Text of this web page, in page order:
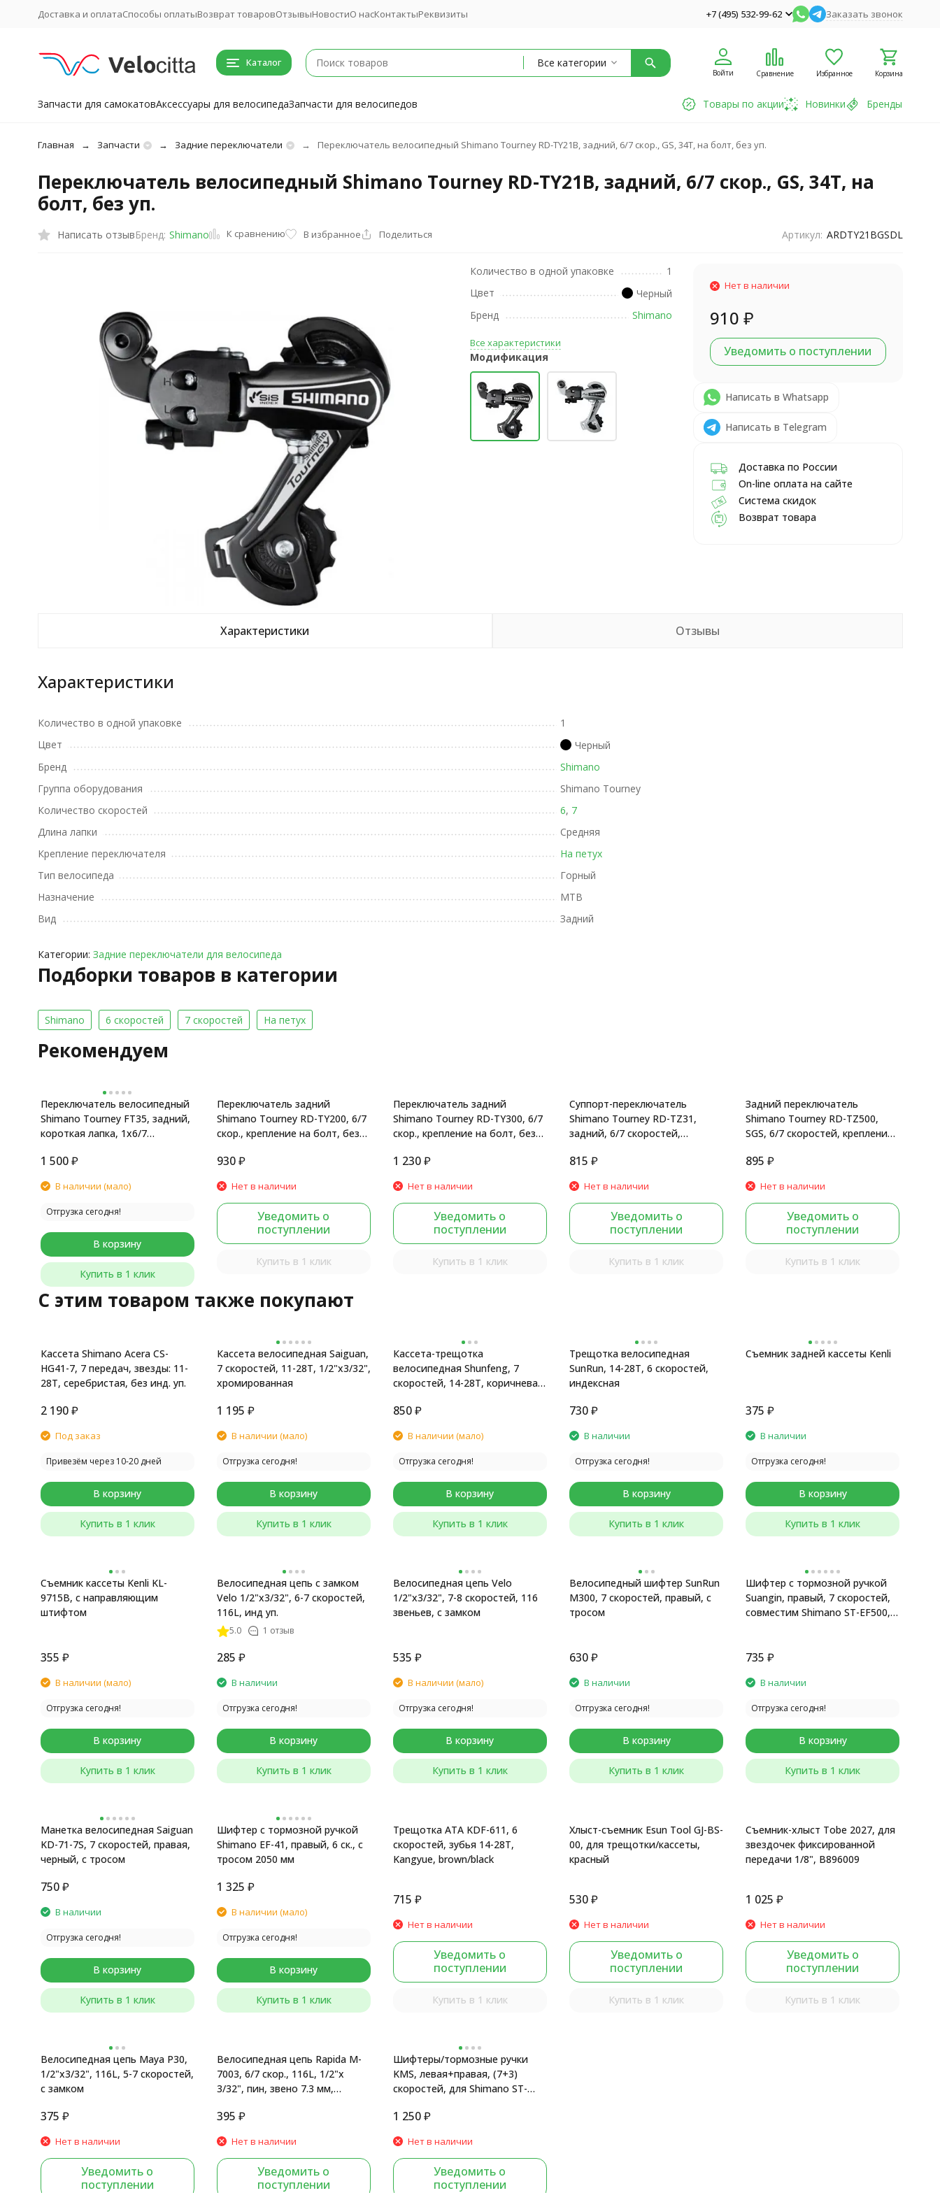
Доставка и оплатаСпособы оплатыВозврат товаровОтзывыНовостиО насКонтактыРеквизиты +7 (495) 532-99-62 Заказать звонок
Каталог Все категории
Войти Сравнение Избранное Корзина
Запчасти для самокатовАксессуары для велосипедаЗапчасти для велосипедов Товары по акции Новинки Бренды
Главная Запчасти Задние переключатели Переключатель велосипедный Shimano Tourney RD-TY21B, задний, 6/7 скор., GS, 34T, на болт, без уп.
Переключатель велосипедный Shimano Tourney RD-TY21B, задний, 6/7 скор., GS, 34T, на
болт, без уп.
Написать отзывБренд: Shimano К сравнению В избранное Поделиться Артикул: ARDTY21BGSDL
Количество в одной упаковке
1
Цвет
Черный
Бренд
Shimano
Все характеристики
Модификация
Нет в наличии
910 ₽
Уведомить о поступлении
Написать в Whatsapp
Написать в Telegram
Доставка по России
On-line оплата на сайте
Система скидок
Возврат товара
Характеристики Отзывы
Характеристики
Количество в одной упаковке
1
Цвет
Черный
Бренд
Shimano
Группа оборудования
Shimano Tourney
Количество скоростей
6, 7
Длина лапки
Средняя
Крепление переключателя
На петух
Тип велосипеда
Горный
Назначение
MTB
Вид
Задний
Категории: Задние переключатели для велосипеда
Подборки товаров в категории
Shimano 6 скоростей 7 скоростей На петух
Рекомендуем
Переключатель велосипедный
Shimano Tourney FT35, задний,
короткая лапка, 1x6/7
1 500 ₽
В наличии (мало)
Отгрузка сегодня!
В корзину
Купить в 1 клик
Переключатель задний
Shimano Tourney RD-TY200, 6/7
скор., крепление на болт, без
930₽
Нет в наличии
Уведомить о
поступлении
Купить в 1 клик
Переключатель задний
Shimano Tourney RD-TY300, 6/7
скор., крепление на болт, без
1 230₽
Нет в наличии
Уведомить о
поступлении
Купить в 1 клик
Суппорт-переключатель
Shimano Tourney RD-TZ31,
задний, 6/7 скоростей,
815 ₽
Нет в наличии
Уведомить о
поступлении
Купить в 1 клик
Задний переключатель
Shimano Tourney RD-TZ500,
SGS, 6/7 скоростей, крепление
895 ₽
Нет в наличии
Уведомить о
поступлении
Купить в 1 клик
C этим товаром также покупают
Кассета Shimano Acera CS-
HG41-7, 7 передач, звезды: 11-
28T, серебристая, без инд. уп.
2 190 ₽
Под заказ
Привезём через 10-20 дней
В корзину
Купить в 1 клик
Кассета велосипедная Saiguan,
7 скоростей, 11-28T, 1/2"x3/32",
хромированная
1 195 ₽
В наличии (мало)
Отгрузка сегодня!
В корзину
Купить в 1 клик
Кассета-трещотка
велосипедная Shunfeng, 7
скоростей, 14-28T, коричневая,
850₽
В наличии (мало)
Отгрузка сегодня!
В корзину
Купить в 1 клик
Трещотка велосипедная
SunRun, 14-28T, 6 скоростей,
индексная
730₽
В наличии
Отгрузка сегодня!
В корзину
Купить в 1 клик
Съемник задней кассеты Kenli
375 ₽
В наличии
Отгрузка сегодня!
В корзину
Купить в 1 клик
Съемник кассеты Kenli KL-
9715B, с направляющим
штифтом
355 ₽
В наличии (мало)
Отгрузка сегодня!
В корзину
Купить в 1 клик
Велосипедная цепь с замком
Velo 1/2"x3/32", 6-7 скоростей,
116L, инд уп.
5.0 1 отзыв
285 ₽
В наличии
Отгрузка сегодня!
В корзину
Купить в 1 клик
Велосипедная цепь Velo
1/2"x3/32", 7-8 скоростей, 116
звеньев, с замком
535 ₽
В наличии (мало)
Отгрузка сегодня!
В корзину
Купить в 1 клик
Велосипедный шифтер SunRun
M300, 7 скоростей, правый, с
тросом
630₽
В наличии
Отгрузка сегодня!
В корзину
Купить в 1 клик
Шифтер с тормозной ручкой
Suangin, правый, 7 скоростей,
совместим Shimano ST-EF500,
735 ₽
В наличии
Отгрузка сегодня!
В корзину
Купить в 1 клик
Манетка велосипедная Saiguan
KD-71-7S, 7 скоростей, правая,
черный, с тросом
750 ₽
В наличии
Отгрузка сегодня!
В корзину
Купить в 1 клик
Шифтер с тормозной ручкой
Shimano EF-41, правый, 6 ск., с
тросом 2050 мм
1 325 ₽
В наличии (мало)
Отгрузка сегодня!
В корзину
Купить в 1 клик
Трещотка ATA KDF-611, 6
скоростей, зубья 14-28T,
Kangyue, brown/black
715 ₽
Нет в наличии
Уведомить о
поступлении
Купить в 1 клик
Хлыст-съемник Esun Tool GJ-BS-
00, для трещотки/кассеты,
красный
530₽
Нет в наличии
Уведомить о
поступлении
Купить в 1 клик
Съемник-хлыст Tobe 2027, для
звездочек фиксированной
передачи 1/8", B896009
1 025 ₽
Нет в наличии
Уведомить о
поступлении
Купить в 1 клик
Велосипедная цепь Maya Р30,
1/2"x3/32", 116L, 5-7 скоростей,
с замком
375 ₽
Нет в наличии
Уведомить о
поступлении
Велосипедная цепь Rapida M-
7003, 6/7 скор., 116L, 1/2"x
3/32", пин, звено 7.3 мм,
395 ₽
Нет в наличии
Уведомить о
поступлении
Шифтеры/тормозные ручки
KMS, левая+правая, (7+3)
скоростей, для Shimano ST-
1 250₽
Нет в наличии
Уведомить о
поступлении